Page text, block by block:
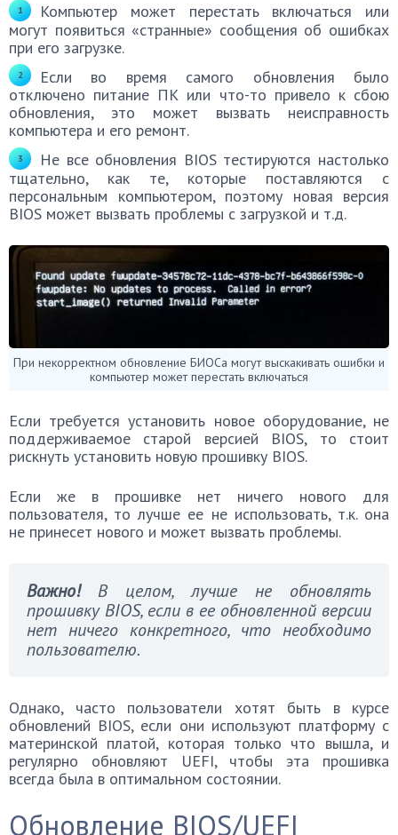
Компьютер может перестать включаться или
могут появиться «странные» сообщения об ошибках
при его загрузке.
Если во время самого обновления было
отключено питание ПК или что-то привело к сбою
обновления, это может вызвать неисправность
компьютера и его ремонт.
Не все обновления BIOS тестируются настолько
тщательно, как те, которые поставляются с
персональным компьютером, поэтому новая версия
BIOS может вызвать проблемы с загрузкой и т.д.
При некорректном обновление БИОСа могут выскакивать ошибки и
компьютер может перестать включаться
Если требуется установить новое оборудование, не
поддерживаемое старой версией BIOS, то стоит
рискнуть установить новую прошивку BIOS.
Если же в прошивке нет ничего нового для
пользователя, то лучше ее не использовать, т.к. она
не принесет нового и может вызвать проблемы.
Важно! В целом, лучше не обновлять
прошивку BIOS, если в ее обновленной версии
нет ничего конкретного, что необходимо
пользователю.
Однако, часто пользователи хотят быть в курсе
обновлений BIOS, если они используют платформу с
материнской платой, которая только что вышла, и
регулярно обновляют UEFI, чтобы эта прошивка
всегда была в оптимальном состоянии.
Обновление BIOS/UEFI